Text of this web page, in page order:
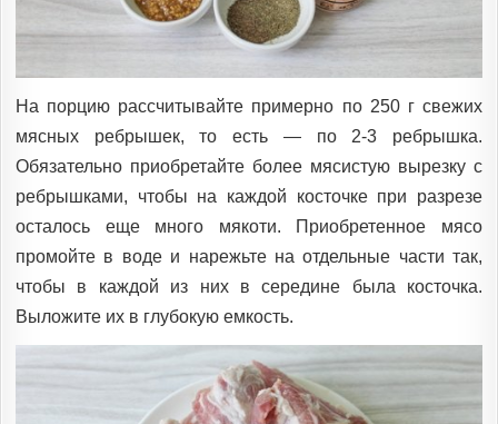
На порцию рассчитывайте примерно по 250 г свежих
мясных ребрышек, то есть — по 2-3 ребрышка.
Обязательно приобретайте более мясистую вырезку с
ребрышками, чтобы на каждой косточке при разрезе
осталось еще много мякоти. Приобретенное мясо
промойте в воде и нарежьте на отдельные части так,
чтобы в каждой из них в середине была косточка.
Выложите их в глубокую емкость.